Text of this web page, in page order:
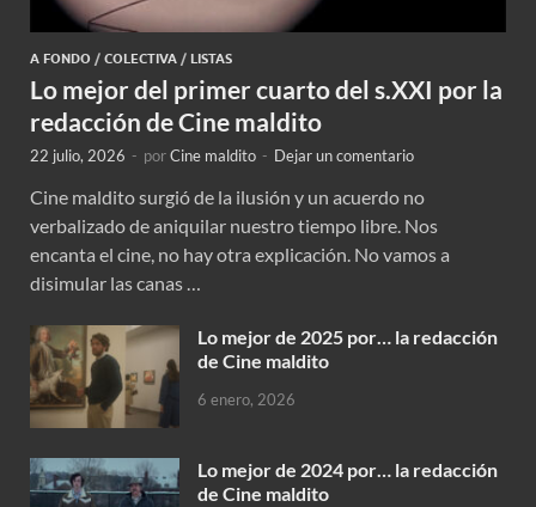
A FONDO / COLECTIVA / LISTAS
Lo mejor del primer cuarto del s.XXI por la
redacción de Cine maldito
22 julio, 2026 - porCine maldito - Dejar un comentario
Cine maldito surgió de la ilusión y un acuerdo no
verbalizado de aniquilar nuestro tiempo libre. Nos
encanta el cine, no hay otra explicación. No vamos a
disimular las canas …
Lo mejor de 2025 por… la redacción
de Cine maldito
6 enero, 2026
Lo mejor de 2024 por… la redacción
de Cine maldito